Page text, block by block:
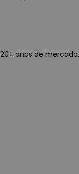
anos de mercado.